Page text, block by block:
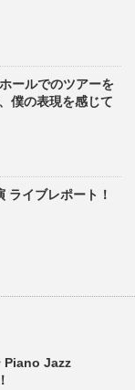
ールでのツアーを
僕の表現を感じて
ライブレポート！
Piano Jazz